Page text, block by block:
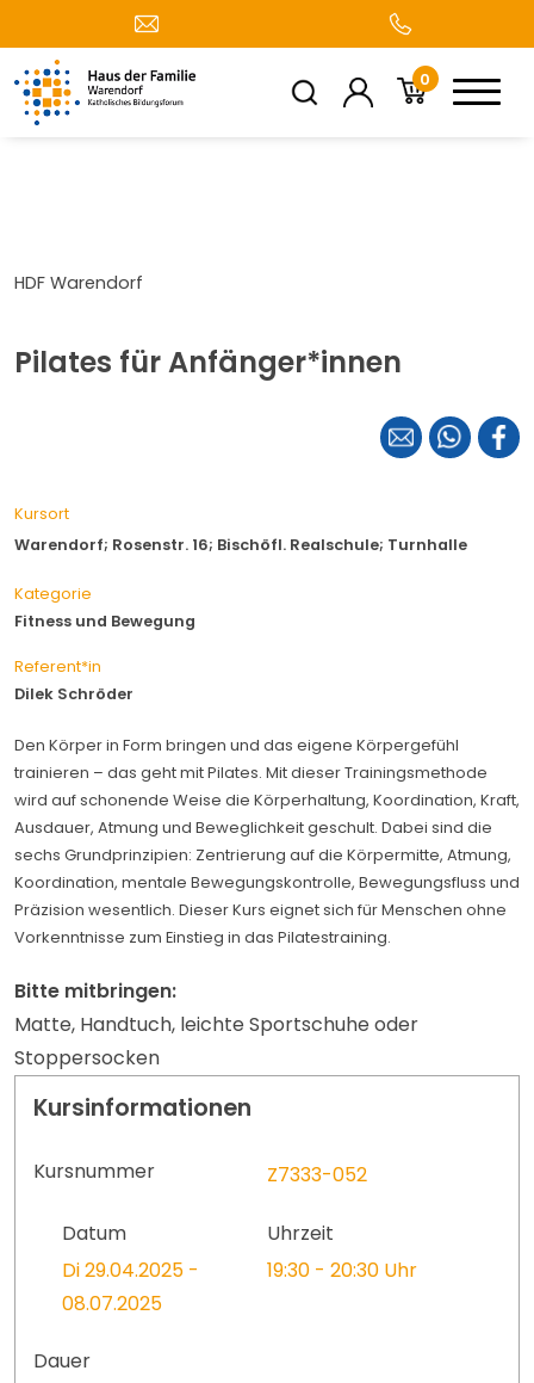
0
HDF Warendorf
Pilates für Anfänger*innen
Referent*in
Dilek Schröder
Kategorie
Fitness und Bewegung
Kursort
Warendorf; Rosenstr. 16; Bischöfl. Realschule; Turnhalle
Den Körper in Form bringen und das eigene Körpergefühl
trainieren – das geht mit Pilates. Mit dieser Trainingsmethode
wird auf schonende Weise die Körperhaltung, Koordination, Kraft,
Ausdauer, Atmung und Beweglichkeit geschult. Dabei sind die
sechs Grundprinzipien: Zentrierung auf die Körpermitte, Atmung,
Koordination, mentale Bewegungskontrolle, Bewegungsfluss und
Präzision wesentlich. Dieser Kurs eignet sich für Menschen ohne
Vorkenntnisse zum Einstieg in das Pilatestraining.
Bitte mitbringen:
Matte, Handtuch, leichte Sportschuhe oder
Stoppersocken
Kursinformationen
Kursnummer Z7333-052
Datum
Di 29.04.2025 -
08.07.2025
Uhrzeit
19:30 - 20:30 Uhr
Dauer